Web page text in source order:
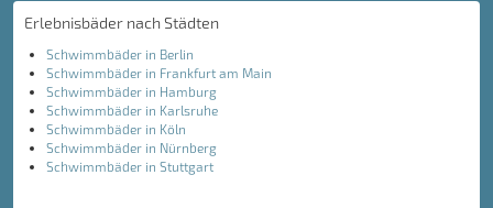
Erlebnisbäder nach Städten
Schwimmbäder in Berlin
Schwimmbäder in Frankfurt am Main
Schwimmbäder in Hamburg
Schwimmbäder in Karlsruhe
Schwimmbäder in Köln
Schwimmbäder in Nürnberg
Schwimmbäder in Stuttgart